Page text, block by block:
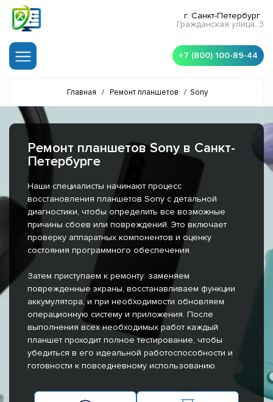
г. Санкт-Петербург
Гражданская улица, 3
+7 (800) 100-89-44
Главная / Ремонт планшетов / Sony
Ремонт планшетов Sony в Санкт-
Петербурге
Наши специалисты начинают процесс
восстановления планшетов Sony с детальной
диагностики, чтобы определить все возможные
причины сбоев или повреждений. Это включает
проверку аппаратных компонентов и оценку
состояния программного обеспечения.
Затем приступаем к ремонту: заменяем
поврежденные экраны, восстанавливаем функции
аккумулятора, и при необходимости обновляем
операционную систему и приложения. После
выполнения всех необходимых работ каждый
планшет проходит полное тестирование, чтобы
убедиться в его идеальной работоспособности и
готовности к повседневному использованию.